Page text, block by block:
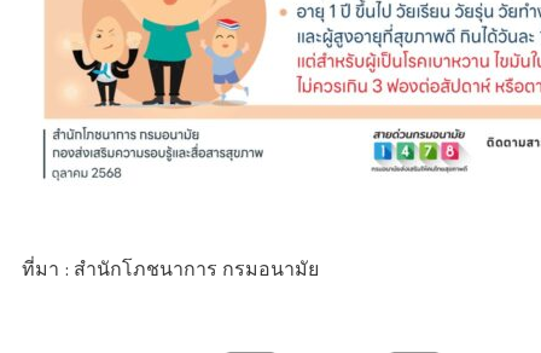
ที่มา : สำนักโภชนาการ กรมอนามัย